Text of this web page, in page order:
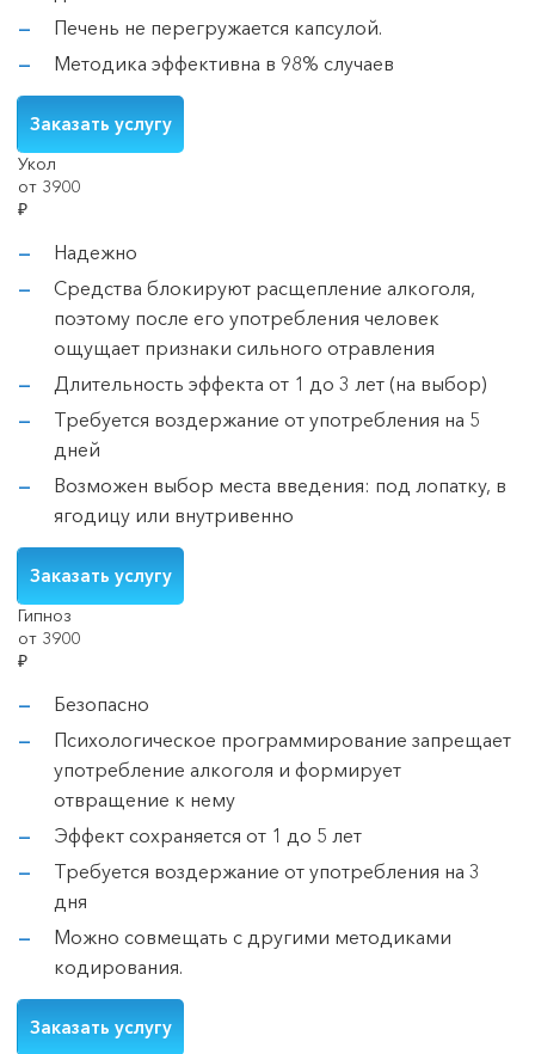
Печень не перегружается капсулой.
Методика эффективна в 98% случаев
Заказать услугу
Укол
от 3900
₽
Надежно
Средства блокируют расщепление алкоголя,
поэтому после его употребления человек
ощущает признаки сильного отравления
Длительность эффекта от 1 до 3 лет (на выбор)
Требуется воздержание от употребления на 5
дней
Возможен выбор места введения: под лопатку, в
ягодицу или внутривенно
Заказать услугу
Гипноз
от 3900
₽
Безопасно
Психологическое программирование запрещает
употребление алкоголя и формирует
отвращение к нему
Эффект сохраняется от 1 до 5 лет
Требуется воздержание от употребления на 3
дня
Можно совмещать с другими методиками
кодирования.
Заказать услугу